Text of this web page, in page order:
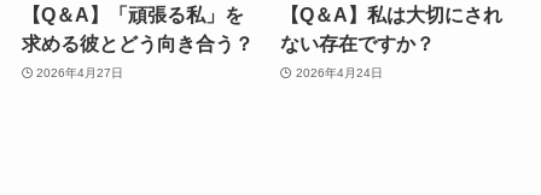
【Q＆A】「頑張る私」を
求める彼とどう向き合う？
2026年4月27日
【Q＆A】私は大切にされ
ない存在ですか？
2026年4月24日